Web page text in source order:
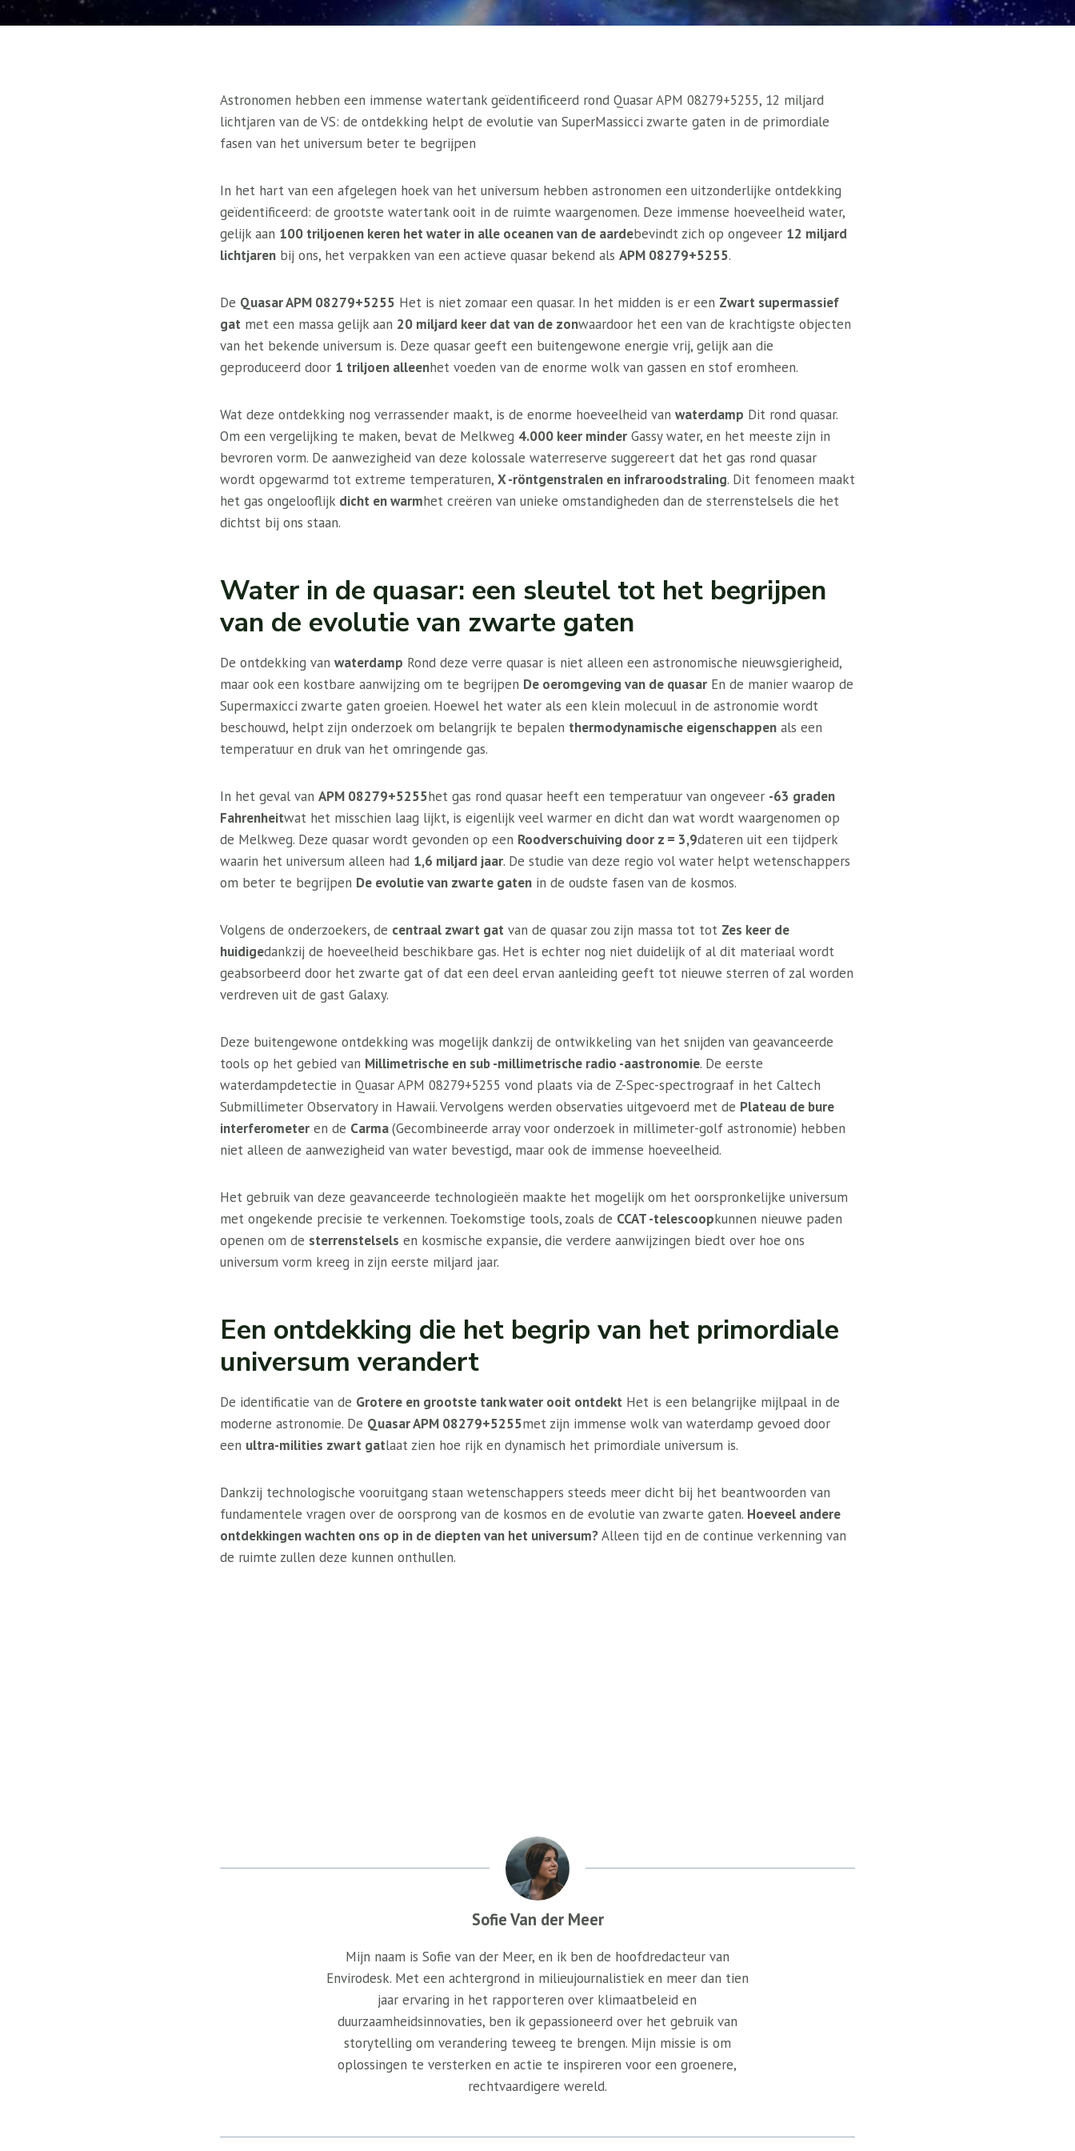
Astronomen hebben een immense watertank geïdentificeerd rond Quasar APM 08279+5255, 12 miljard
lichtjaren van de VS: de ontdekking helpt de evolutie van SuperMassicci zwarte gaten in de primordiale
fasen van het universum beter te begrijpen
In het hart van een afgelegen hoek van het universum hebben astronomen een uitzonderlijke ontdekking
geïdentificeerd: de grootste watertank ooit in de ruimte waargenomen. Deze immense hoeveelheid water,
gelijk aan 100 triljoenen keren het water in alle oceanen van de aardebevindt zich op ongeveer 12 miljard
lichtjaren bij ons, het verpakken van een actieve quasar bekend als APM 08279+5255.
De Quasar APM 08279+5255 Het is niet zomaar een quasar. In het midden is er een Zwart supermassief
gat met een massa gelijk aan 20 miljard keer dat van de zonwaardoor het een van de krachtigste objecten
van het bekende universum is. Deze quasar geeft een buitengewone energie vrij, gelijk aan die
geproduceerd door 1 triljoen alleenhet voeden van de enorme wolk van gassen en stof eromheen.
Wat deze ontdekking nog verrassender maakt, is de enorme hoeveelheid van waterdamp Dit rond quasar.
Om een ​​vergelijking te maken, bevat de Melkweg 4.000 keer minder Gassy water, en het meeste zijn in
bevroren vorm. De aanwezigheid van deze kolossale waterreserve suggereert dat het gas rond quasar
wordt opgewarmd tot extreme temperaturen, X -röntgenstralen en infraroodstraling. Dit fenomeen maakt
het gas ongelooflijk dicht en warmhet creëren van unieke omstandigheden dan de sterrenstelsels die het
dichtst bij ons staan.
Water in de quasar: een sleutel tot het begrijpen
van de evolutie van zwarte gaten
De ontdekking van waterdamp Rond deze verre quasar is niet alleen een astronomische nieuwsgierigheid,
maar ook een kostbare aanwijzing om te begrijpen De oeromgeving van de quasar En de manier waarop de
Supermaxicci zwarte gaten groeien. Hoewel het water als een klein molecuul in de astronomie wordt
beschouwd, helpt zijn onderzoek om belangrijk te bepalen thermodynamische eigenschappen als een
temperatuur en druk van het omringende gas.
In het geval van APM 08279+5255het gas rond quasar heeft een temperatuur van ongeveer -63 graden
Fahrenheitwat het misschien laag lijkt, is eigenlijk veel warmer en dicht dan wat wordt waargenomen op
de Melkweg. Deze quasar wordt gevonden op een Roodverschuiving door z = 3,9dateren uit een tijdperk
waarin het universum alleen had 1,6 miljard jaar. De studie van deze regio vol water helpt wetenschappers
om beter te begrijpen De evolutie van zwarte gaten in de oudste fasen van de kosmos.
Volgens de onderzoekers, de centraal zwart gat van de quasar zou zijn massa tot tot Zes keer de
huidigedankzij de hoeveelheid beschikbare gas. Het is echter nog niet duidelijk of al dit materiaal wordt
geabsorbeerd door het zwarte gat of dat een deel ervan aanleiding geeft tot nieuwe sterren of zal worden
verdreven uit de gast Galaxy.
Deze buitengewone ontdekking was mogelijk dankzij de ontwikkeling van het snijden van geavanceerde
tools op het gebied van Millimetrische en sub -millimetrische radio -aastronomie. De eerste
waterdampdetectie in Quasar APM 08279+5255 vond plaats via de Z-Spec-spectrograaf in het Caltech
Submillimeter Observatory in Hawaii. Vervolgens werden observaties uitgevoerd met de Plateau de bure
interferometer en de Carma(Gecombineerde array voor onderzoek in millimeter-golf astronomie) hebben
niet alleen de aanwezigheid van water bevestigd, maar ook de immense hoeveelheid.
Het gebruik van deze geavanceerde technologieën maakte het mogelijk om het oorspronkelijke universum
met ongekende precisie te verkennen. Toekomstige tools, zoals de CCAT -telescoopkunnen nieuwe paden
openen om de sterrenstelsels en kosmische expansie, die verdere aanwijzingen biedt over hoe ons
universum vorm kreeg in zijn eerste miljard jaar.
Een ontdekking die het begrip van het primordiale
universum verandert
De identificatie van de Grotere en grootste tank water ooit ontdekt Het is een belangrijke mijlpaal in de
moderne astronomie. De Quasar APM 08279+5255met zijn immense wolk van waterdamp gevoed door
een ultra-milities zwart gatlaat zien hoe rijk en dynamisch het primordiale universum is.
Dankzij technologische vooruitgang staan ​​wetenschappers steeds meer dicht bij het beantwoorden van
fundamentele vragen over de oorsprong van de kosmos en de evolutie van zwarte gaten. Hoeveel andere
ontdekkingen wachten ons op in de diepten van het universum?Alleen tijd en de continue verkenning van
de ruimte zullen deze kunnen onthullen.
Sofie Van der Meer
Mijn naam is Sofie van der Meer, en ik ben de hoofdredacteur van
Envirodesk. Met een achtergrond in milieujournalistiek en meer dan tien
jaar ervaring in het rapporteren over klimaatbeleid en
duurzaamheidsinnovaties, ben ik gepassioneerd over het gebruik van
storytelling om verandering teweeg te brengen. Mijn missie is om
oplossingen te versterken en actie te inspireren voor een groenere,
rechtvaardigere wereld.